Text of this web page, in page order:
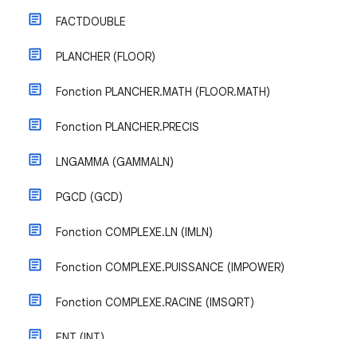
FACTDOUBLE
PLANCHER (FLOOR)
Fonction PLANCHER.MATH (FLOOR.MATH)
Fonction PLANCHER.PRECIS
LNGAMMA (GAMMALN)
PGCD (GCD)
Fonction COMPLEXE.LN (IMLN)
Fonction COMPLEXE.PUISSANCE (IMPOWER)
Fonction COMPLEXE.RACINE (IMSQRT)